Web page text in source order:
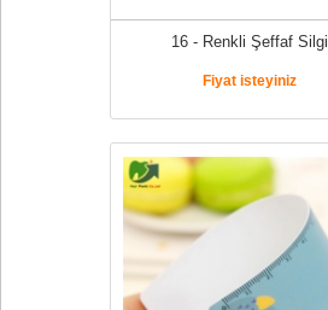
16 - Renkli Şeffaf Silgi
Fiyat isteyiniz